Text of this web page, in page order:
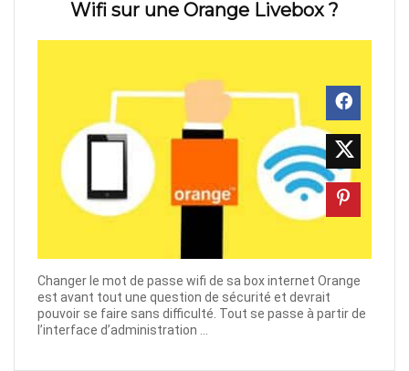
Wifi sur une Orange Livebox ?
Changer le mot de passe wifi de sa box internet Orange
est avant tout une question de sécurité et devrait
pouvoir se faire sans difficulté. Tout se passe à partir de
l’interface d’administration ...